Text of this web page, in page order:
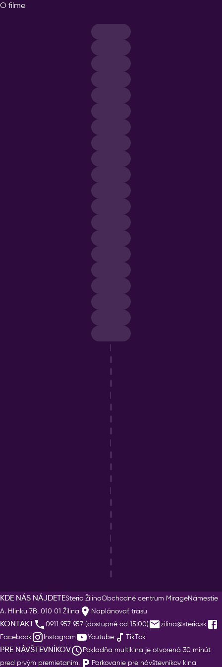
O filme
KDE NÁS NÁJDETESterio ŽilinaObchodné centrum MirageNámestie
A. Hlinku 7B, 010 01 Žilina
Naplánovať trasu
KONTAKT 0911 957 957 (dostupné od 15:00)
zilina@sterio.sk
Facebook
Instagram Youtube TikTok
PRE NÁVŠTEVNÍKOV
Pokladňa multikina je otvorená 30 minút
pred prvým premietaním.
Parkovanie pre návštevníkov kina